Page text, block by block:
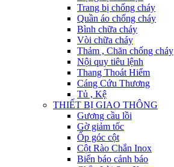
Trang bị chống cháy
Quần áo chống cháy
Bình chữa cháy
Vòi chữa cháy
Thảm , Chăn chống cháy
Nội quy tiêu lệnh
Thang Thoát Hiểm
Cáng Cứu Thương
Tủ , Kệ
THIẾT BỊ GIAO THÔNG
Gương cầu lồi
Gờ giảm tốc
Ốp góc cột
Cột Rào Chắn Inox
Biển báo cảnh báo